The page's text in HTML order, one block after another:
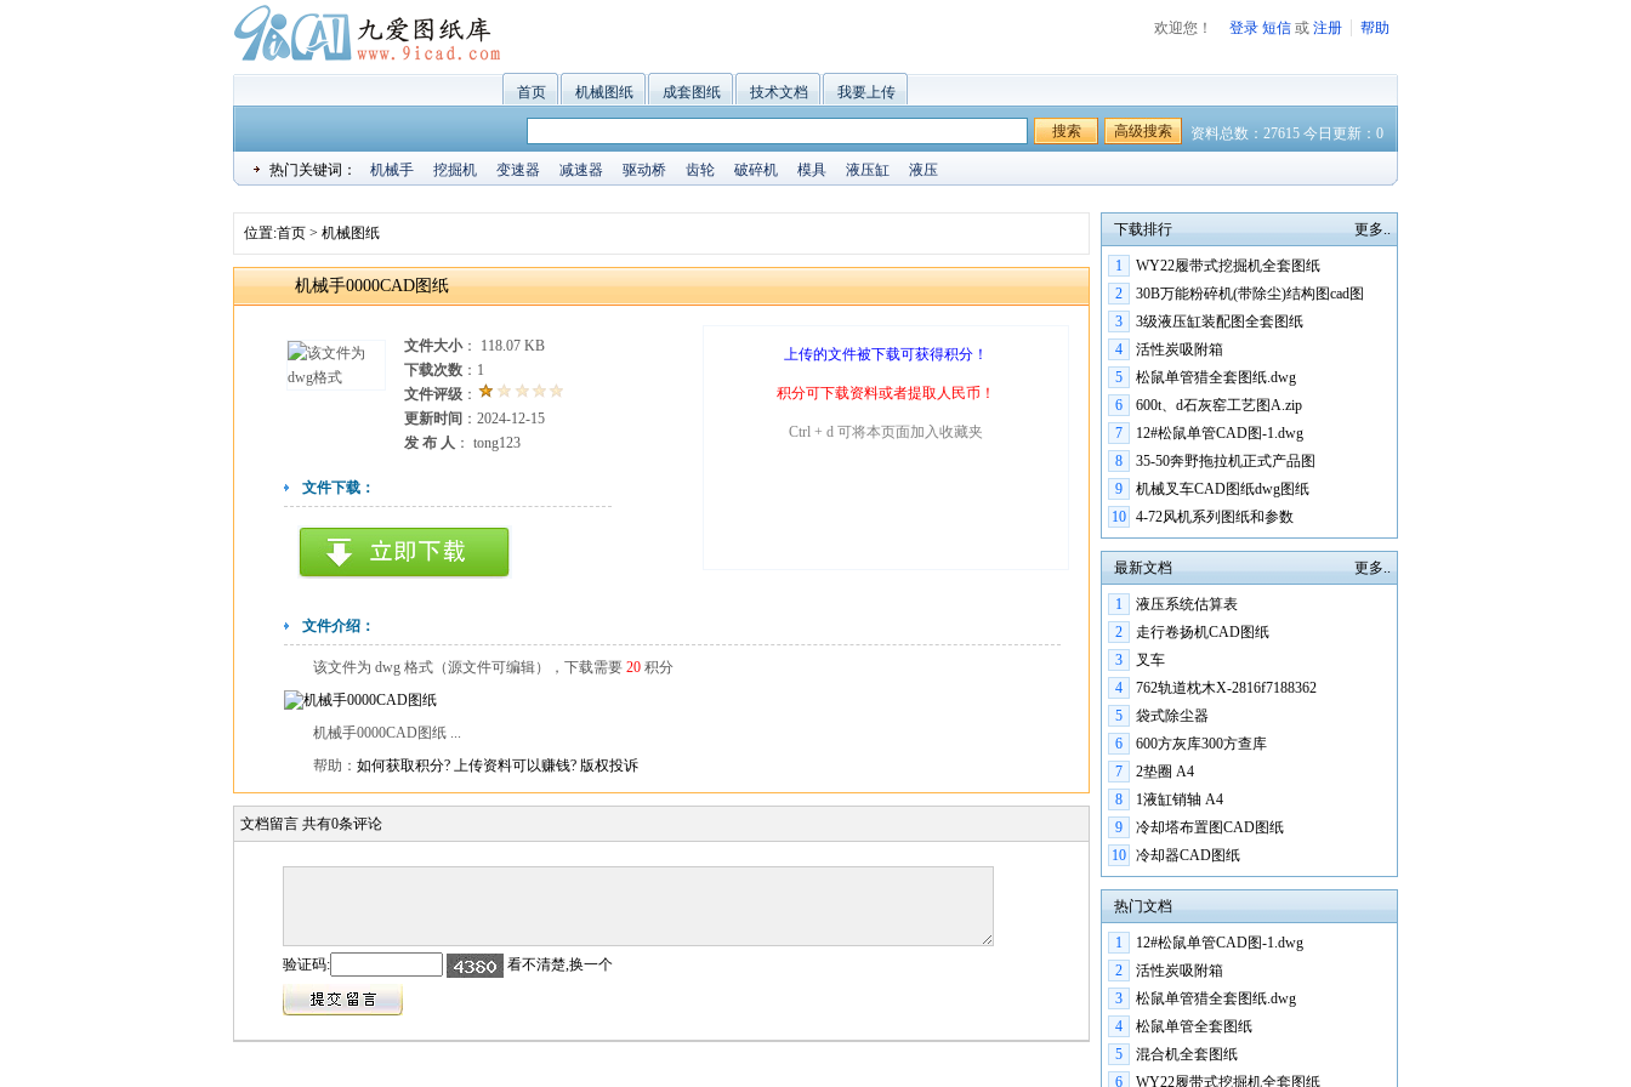
欢迎您！ 登录 短信 或 注册 帮助
首页 机械图纸 成套图纸 技术文档 我要上传
搜索 高级搜索 资料总数：27615 今日更新：0
热门关键词： 机械手 挖掘机 变速器 减速器 驱动桥 齿轮 破碎机 模具 液压缸 液压
位置:首页 > 机械图纸
机械手0000CAD图纸
文件大小： 118.07 KB
下载次数 ： 1
文件评级 ：
更新时间 ：2024-12-15
发 布 人 ： tong123
文件下载：
上传的文件被下载可获得积分！
积分可下载资料或者提取人民币！
Ctrl + d 可将本页面加入收藏夹
文件介绍：
该文件为 dwg 格式（源文件可编辑），下载需要 20 积分
机械手0000CAD图纸 ...
帮助： 如何获取积分? 上传资料可以赚钱? 版权投诉
文档留言 共有0条评论
验证码: 看不清楚,换一个
更多..
下载排行
1
WY22履带式挖掘机全套图纸
2
30B万能粉碎机(带除尘)结构图cad图
3
3级液压缸装配图全套图纸
4
活性炭吸附箱
5
松鼠单管猎全套图纸.dwg
6
600t、d石灰窑工艺图A.zip
7
12#松鼠单管CAD图-1.dwg
8
35-50奔野拖拉机正式产品图
9
机械叉车CAD图纸dwg图纸
10 4-72风机系列图纸和参数
更多..
最新文档
1
液压系统估算表
2
走行卷扬机CAD图纸
3
叉车
4
762轨道枕木X-2816f7188362
5
袋式除尘器
6
600方灰库300方查库
7
2垫圈 A4
8
1液缸销轴 A4
9
冷却塔布置图CAD图纸
10 冷却器CAD图纸
热门文档
1
12#松鼠单管CAD图-1.dwg
2
活性炭吸附箱
3
松鼠单管猎全套图纸.dwg
4
松鼠单管全套图纸
5
混合机全套图纸
6
WY22履带式挖掘机全套图纸